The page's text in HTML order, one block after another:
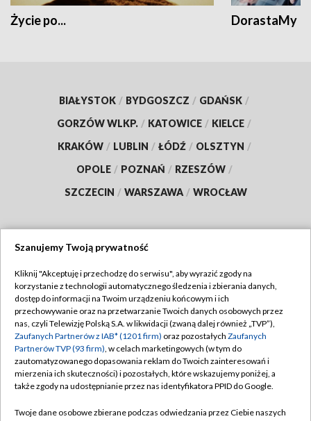
Życie po... DorastaMy
BIAŁYSTOK / BYDGOSZCZ / GDAŃSK /
GORZÓW WLKP. / KATOWICE / KIELCE /
KRAKÓW / LUBLIN / ŁÓDŹ / OLSZTYN /
OPOLE / POZNAŃ / RZESZÓW /
SZCZECIN / WARSZAWA / WROCŁAW
TVP
Abonament TVP
Emisja w TVP
Centrum informacji TVP
Naziemna Telewizja Cyfrowa
Regulamin TVP
Polityka prywatności
Moje zgody
Pomoc
Szanujemy Twoją prywatność
Kliknij "Akceptuję i przechodzę do serwisu", aby wyrazić zgody na
korzystanie z technologii automatycznego śledzenia i zbierania danych,
dostęp do informacji na Twoim urządzeniu końcowym i ich
przechowywanie oraz na przetwarzanie Twoich danych osobowych przez
nas, czyli Telewizję Polską S.A. w likwidacji (zwaną dalej również „TVP”),
Zaufanych Partnerów z IAB* (1201 firm) oraz pozostałych Zaufanych
Partnerów TVP (93 firm), w celach marketingowych (w tym do
zautomatyzowanego dopasowania reklam do Twoich zainteresowań i
mierzenia ich skuteczności) i pozostałych, które wskazujemy poniżej, a
także zgody na udostępnianie przez nas identyfikatora PPID do Google.
Twoje dane osobowe zbierane podczas odwiedzania przez Ciebie naszych